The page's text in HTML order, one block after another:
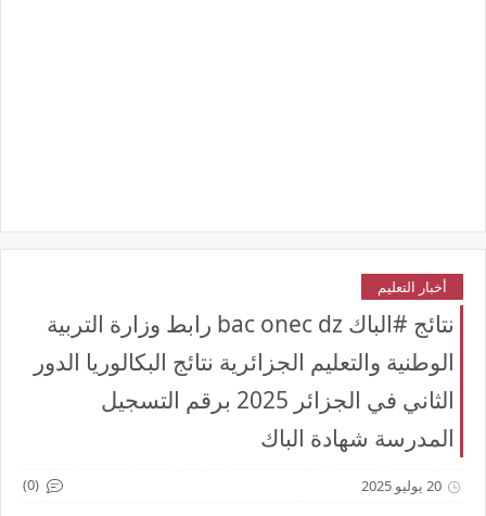
أخبار التعليم
نتائج #الباك bac onec dz رابط وزارة التربية
الوطنية والتعليم الجزائرية نتائج البكالوريا الدور
الثاني في الجزائر 2025 برقم التسجيل
المدرسة شهادة الباك
20 يوليو 2025 (0)